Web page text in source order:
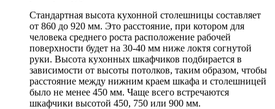
Стандартная высота кухонной столешницы составляет
от 860 до 920 мм. Это расстояние, при котором для
человека среднего роста расположение рабочей
поверхности будет на 30-40 мм ниже локтя согнутой
руки. Высота кухонных шкафчиков подбирается в
зависимости от высоты потолков, таким образом, чтобы
расстояние между нижним краем шкафа и столешницей
было не менее 450 мм. Чаще всего встречаются
шкафчики высотой 450, 750 или 900 мм.